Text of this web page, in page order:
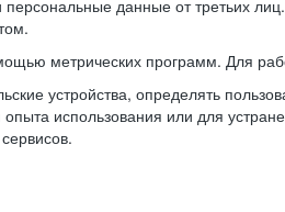
данные от третьих
метрических программ. Для
устройства, определять
использования или для